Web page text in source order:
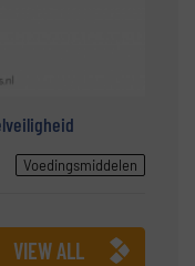
Voedingsmiddelen
VIEW ALL